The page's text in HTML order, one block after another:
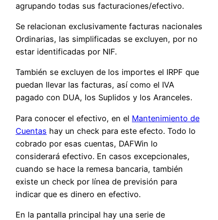
agrupando todas sus facturaciones/efectivo.
Se relacionan exclusivamente facturas nacionales
Ordinarias, las simplificadas se excluyen, por no
estar identificadas por NIF.
También se excluyen de los importes el IRPF que
puedan llevar las facturas, así como el IVA
pagado con DUA, los Suplidos y los Aranceles.
Para conocer el efectivo, en el Mantenimiento de
Cuentas hay un check para este efecto. Todo lo
cobrado por esas cuentas, DAFWin lo
considerará efectivo. En casos excepcionales,
cuando se hace la remesa bancaria, también
existe un check por línea de previsión para
indicar que es dinero en efectivo.
En la pantalla principal hay una serie de